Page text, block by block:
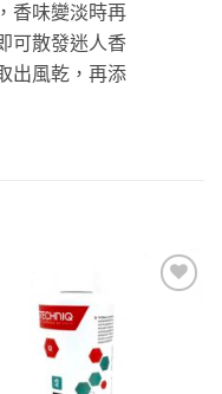
香味變淡時再
可散發迷人香
出風乾，再添